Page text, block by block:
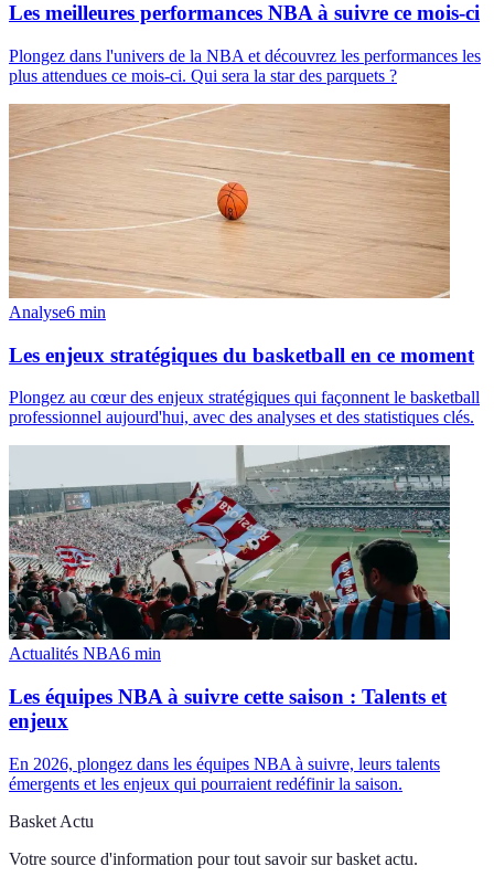
Les meilleures performances NBA à suivre ce mois-ci
Plongez dans l'univers de la NBA et découvrez les performances les
plus attendues ce mois-ci. Qui sera la star des parquets ?
Analyse6 min
Les enjeux stratégiques du basketball en ce moment
Plongez au cœur des enjeux stratégiques qui façonnent le basketball
professionnel aujourd'hui, avec des analyses et des statistiques clés.
Actualités NBA6 min
Les équipes NBA à suivre cette saison : Talents et
enjeux
En 2026, plongez dans les équipes NBA à suivre, leurs talents
émergents et les enjeux qui pourraient redéfinir la saison.
Basket Actu
Votre source d'information pour tout savoir sur basket actu.